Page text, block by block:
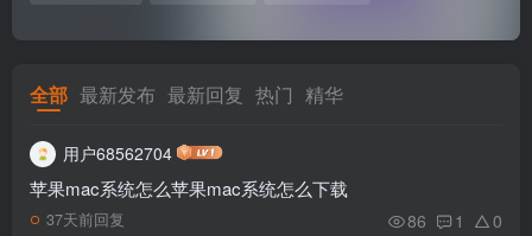
全部 最新发布 最新回复 热门 精华
用户68562704
苹果mac系统怎么苹果mac系统怎么下载
37天前回复 86 1 0